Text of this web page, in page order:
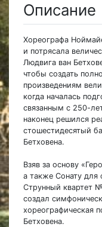
Описание
Хореографа
и потрясала
Людвига ван
чтобы создать
произведениям
когда началась
связанным с 250-
наконец решился
стошестидесятый
Бетховена.
Взяв за основу
а также Сонату
Струнный квартет
создал
хореографическая
Бетховена.